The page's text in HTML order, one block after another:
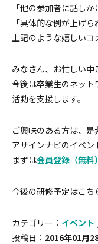
「他の参加者に話し
「具体的な例が上げ
上記のような嬉しいコ
みなさん、お忙しい中
今後は卒業生のネッ
活動を支援します。
ご興味のある方は、是
アサインナビのイベン
まずは会員登録（無料）
今後の研修予定はこ
カテゴリー： イベント
投稿日： 2016年01月